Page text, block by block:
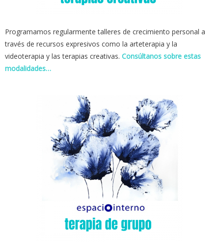
Programamos regularmente talleres de crecimiento personal a
través de recursos expresivos como la arteterapia y la
videoterapia y las terapias creativas. Consúltanos sobre estas
modalidades…